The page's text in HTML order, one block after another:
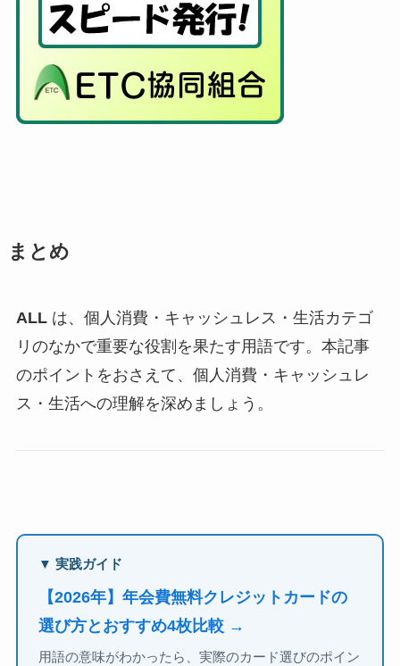
まとめ
ALLは、個人消費・キャッシュレス・生活カテゴ
リのなかで重要な役割を果たす用語です。本記事
のポイントをおさえて、個人消費・キャッシュレ
ス・生活への理解を深めましょう。
▼ 実践ガイド
【2026年】年会費無料クレジットカードの
選び方とおすすめ4枚比較 →
用語の意味がわかったら、実際のカード選びのポイン